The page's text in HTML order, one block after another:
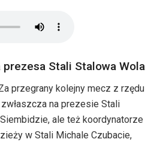
Stali Stalowa Wola
przegrany kolejny mecz z rzędu
na prezesie Stali
ale też koordynatorze
w Stali Michale Czubacie,